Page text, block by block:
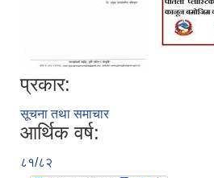
प्रकार:
सूचना तथा समाचार
आर्थिक वर्ष:
८१/८२